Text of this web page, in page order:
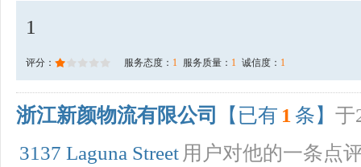
1
评分： 服务态度： 1 服务质量： 1 诚信度： 1
浙江新颜物流有限公司 【已有 1 条】 于
3137 Laguna Street 用户对他的一条点